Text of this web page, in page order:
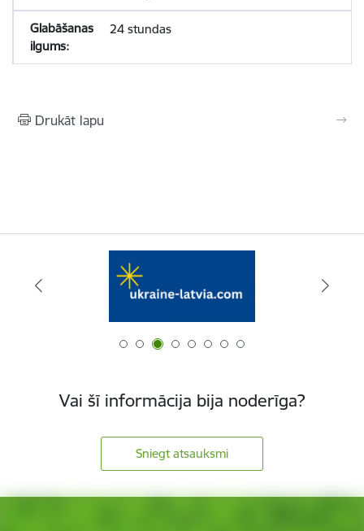
24 stundas
Drukāt lapu
Vai šī informācija bija noderīga?
Sniegt atsauksmi